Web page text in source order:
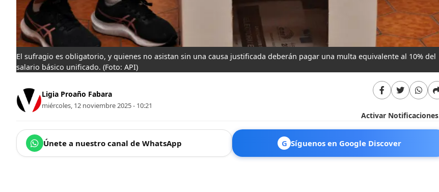
El sufragio es obligatorio, y quienes no asistan sin una causa justificada deberán pagar una multa equivalente al 10% del
salario básico unificado. (Foto: API)
Ligia Proaño Fabara
miércoles, 12 noviembre 2025 - 10:21
Activar Notificaciones
Únete a nuestro canal de WhatsApp G Síguenos en Google Discover